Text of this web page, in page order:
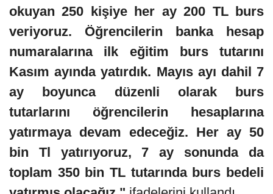
okuyan 250 kişiye her ay 200 TL burs
veriyoruz. Öğrencilerin banka hesap
numaralarına ilk eğitim burs tutarını
Kasım ayında yatırdık. Mayıs ayı dahil 7
ay boyunca düzenli olarak burs
tutarlarını öğrencilerin hesaplarına
yatırmaya devam edeceğiz. Her ay 50
bin Tl yatırıyoruz, 7 ay sonunda da
toplam 350 bin TL tutarında burs bedeli